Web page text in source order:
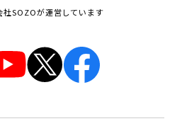
SOZOが運営しています